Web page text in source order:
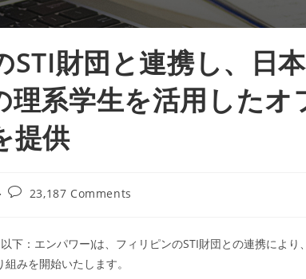
財団と連携し、日
系学生を活用したオ
提供
23,187 Comments
下：エンパワー)は、フィリピンのSTI財団との連携により
みを開始いたします。